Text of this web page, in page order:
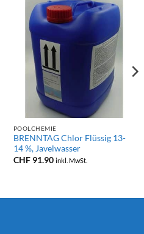
POOLCHEMIE
BRENNTAG Chlor Flüssig 13-
14 %, Javelwasser
CHF91.90 inkl. MwSt.